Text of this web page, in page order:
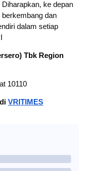
ke depan
dan
dalam setiap
Tbk Region
10110
VRITIMES